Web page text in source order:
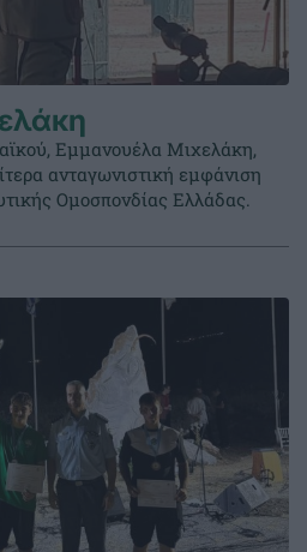
Εμμανουέλα Μιχελάκη,
ανταγωνιστική εμφάνιση
Ομοσπονδίας Ελλάδας.